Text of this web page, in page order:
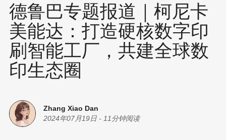
德鲁巴专题报道｜柯尼卡
美能达：打造硬核数字印
刷智能工厂，共建全球数
印生态圈
Zhang Xiao Dan
2024年07月19日 - 11分钟阅读